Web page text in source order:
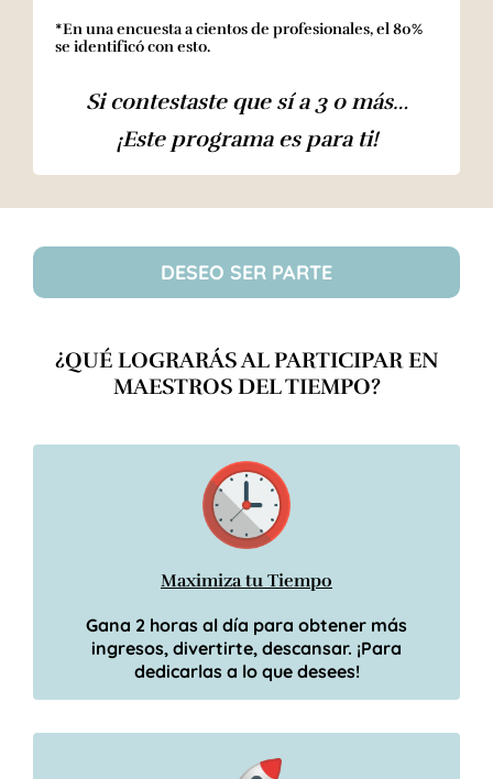
*En una encuesta a cientos de profesionales, el 80%
se identificó con esto.
Si contestaste que sí a 3 o más…
¡Este programa es para ti!
DESEO SER PARTE
¿QUÉ LOGRARÁS AL PARTICIPAR EN
MAESTROS DEL TIEMPO?
Maximiza tu Tiempo
Gana 2 horas al día para obtener más
ingresos, divertirte, descansar. ¡Para
dedicarlas a lo que desees!